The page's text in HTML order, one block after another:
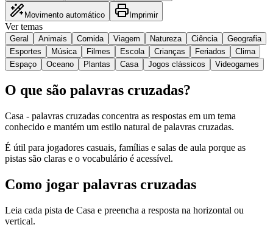
Movimento automático Imprimir
Ver temas
Geral Animais Comida Viagem Natureza Ciência
Geografia
Esportes
Música Filmes Escola Crianças Feriados
Clima
Espaço
Oceano Plantas Casa Jogos clássicos Videogames
O que são palavras cruzadas?
Casa - palavras cruzadas concentra as respostas em um tema
conhecido e mantém um estilo natural de palavras cruzadas.
É útil para jogadores casuais, famílias e salas de aula porque as
pistas são claras e o vocabulário é acessível.
Como jogar palavras cruzadas
Leia cada pista de Casa e preencha a resposta na horizontal ou
vertical.